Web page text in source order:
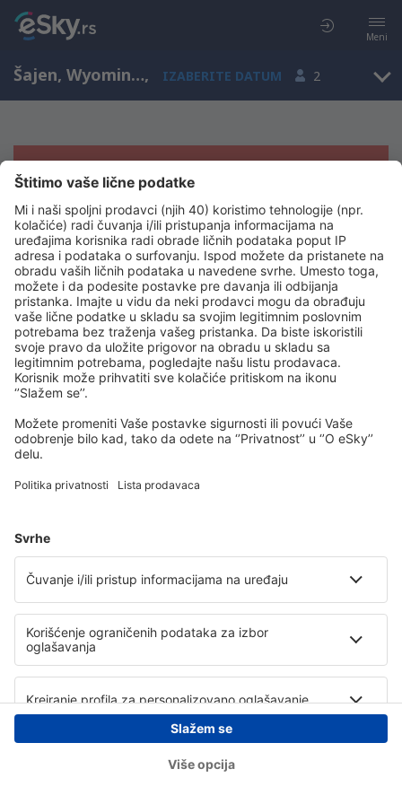
Meni
Šajen, Wyoming, Sjedinjene Američke Države, IZABERITE DATUM 2
Žao nam je, ne možemo da prikažemo
rezultate
Pokušajte još jednom kad izaberete druge kriterijume
Copyright © eSky.rs. Sva prava zadržana.